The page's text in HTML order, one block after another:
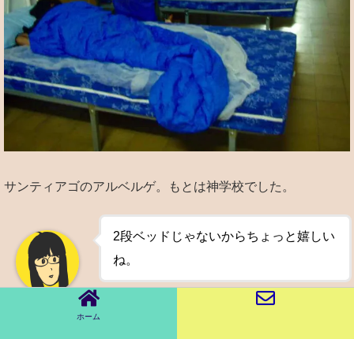
サンティアゴのアルベルゲ。もとは神学校でした。
2段ベッドじゃないからちょっと嬉しい
ね。
ホーム